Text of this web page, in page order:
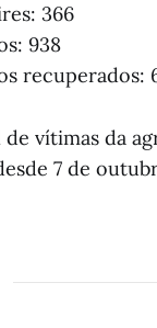
366
938
recuperados:
vítimas da
7 de